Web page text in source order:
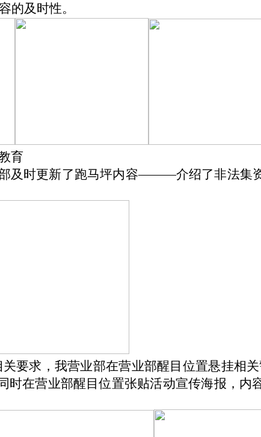
的及时性。
育
部及时更新了跑马坪内容———介绍了非法集
要求，我营业部在营业部醒目位置悬挂
在营业部醒目位置张贴活动宣传海报，内